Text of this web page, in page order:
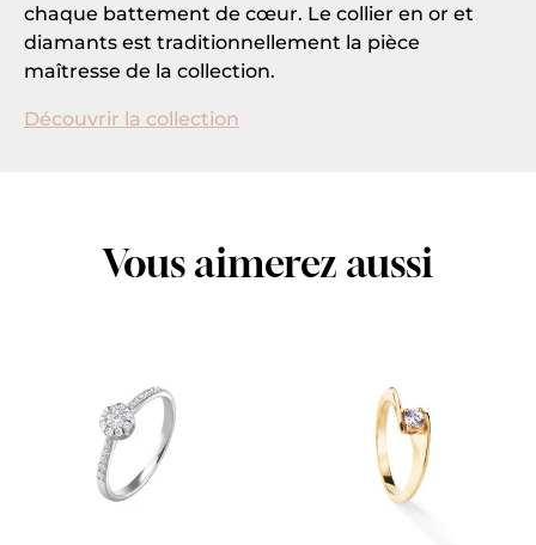
chaque battement de cœur. Le collier en or et
diamants est traditionnellement la pièce
maîtresse de la collection.
Découvrir la collection
Vous aimerez aussi